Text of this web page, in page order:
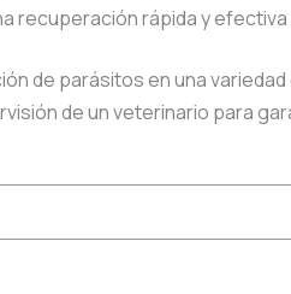
recuperación rápida y efectiva
de parásitos en una
de un veterinario para